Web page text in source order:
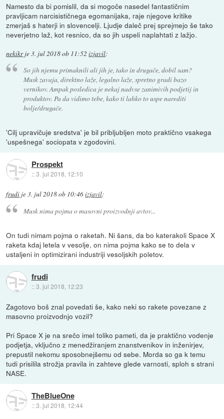
Namesto da bi pomislil, da si mogoče nasedel fantastičnim
pravljicam narcisističnega egomanijaka, raje njegove kritike
zmerjaš s haterji in slovencelji. Ljudje daleč prej sprejmejo še tako
neverjetno laž, kot resnico, da so jih uspeli naplahtati z lažjo.
nekikrje3. jul 2018 ob 11:52 izjavil:
So jih njemu primaknili ali jih je, tako in drugače, dobil sam?
Musk zavaja, direktno laže, legalno laže, spretno gradi bazo
vernikov. Ampak posledica je nekaj nadvse zanimivih podjetij in
produktov. Pa da vidimo tebe, kako ti lahko to uspe narediti
bolje/drugače.
'Cilj upravičuje sredstva' je bil pribljubljen moto praktično vsakega
'uspešnega' sociopata v zgodovini.
Prospekt
::3. jul 2018, 12:10
frudi je3. jul 2018 ob 10:46izjavil:
Musk nima pojma o masovni proizvodnji avtov...
On tudi nimam pojma o raketah. Ni šans, da bo katerakoli Space X
raketa kdaj letela v vesolje, on nima pojma kako se to dela v
ustaljeni in optimizirani industriji vesoljskih poletov.
frudi
::3. jul 2018, 12:23
Zagotovo boš znal povedati še, kako neki so rakete povezane z
masovno proizvodnjo vozil?
Pri Space X je na srečo imel toliko pameti, da je praktično vodenje
podjetja, vključno z menedžiranjem znanstvenikov in inženirjev,
prepustil nekomu sposobnejšemu od sebe. Morda so ga k temu
tudi prisilila strožja pravila in zahteve glede varnosti, sploh s strani
NASE.
TheBlueOne
::3. jul 2018, 12:44